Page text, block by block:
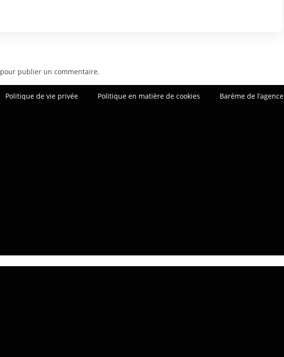
pour publier un commentaire.
Politique de vie privée Politique en matière de cookies Barème de l’agence